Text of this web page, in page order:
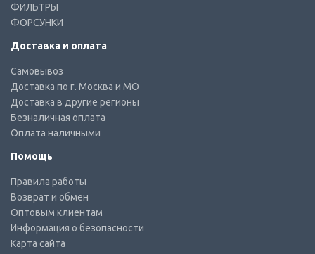
ФИЛЬТРЫ
ФОРСУНКИ
Доставка и оплата
Самовывоз
Доставка по г. Москва и МО
Доставка в другие регионы
Безналичная оплата
Оплата наличными
Помощь
Правила работы
Возврат и обмен
Оптовым клиентам
Информация о безопасности
Карта сайта